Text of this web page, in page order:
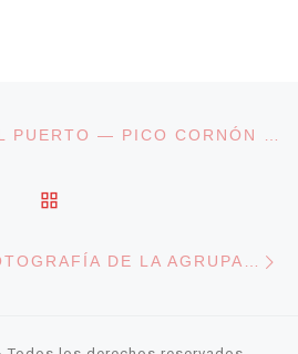
entradas